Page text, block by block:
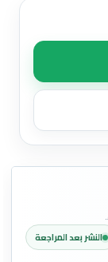
النشر بعد المراجعة